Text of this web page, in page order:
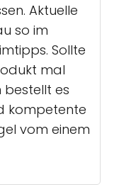
Aktuelle
so im
Sollte
mal
bestellt es
kompetente
vom einem